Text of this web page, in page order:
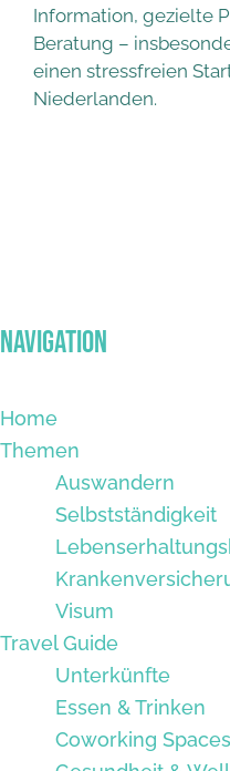
Information, gezielte
Beratung –
einen stressfreien
Niederlanden.
Navigation
Home
Themen
Auswandern
Selbstständigkeit
Visum
Travel Guide
Unterkünfte
Essen & Trinken
Coworking Spaces